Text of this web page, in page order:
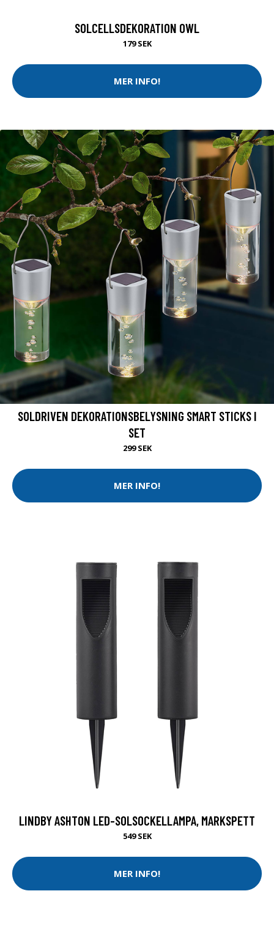
SOLCELLSDEKORATION OWL
179 SEK
MER INFO!
SOLDRIVEN DEKORATIONSBELYSNING SMART STICKS I
SET
299 SEK
MER INFO!
LINDBY ASHTON LED-SOLSOCKELLAMPA, MARKSPETT
549 SEK
MER INFO!